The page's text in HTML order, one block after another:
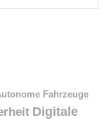
Fahrzeuge
Digitale